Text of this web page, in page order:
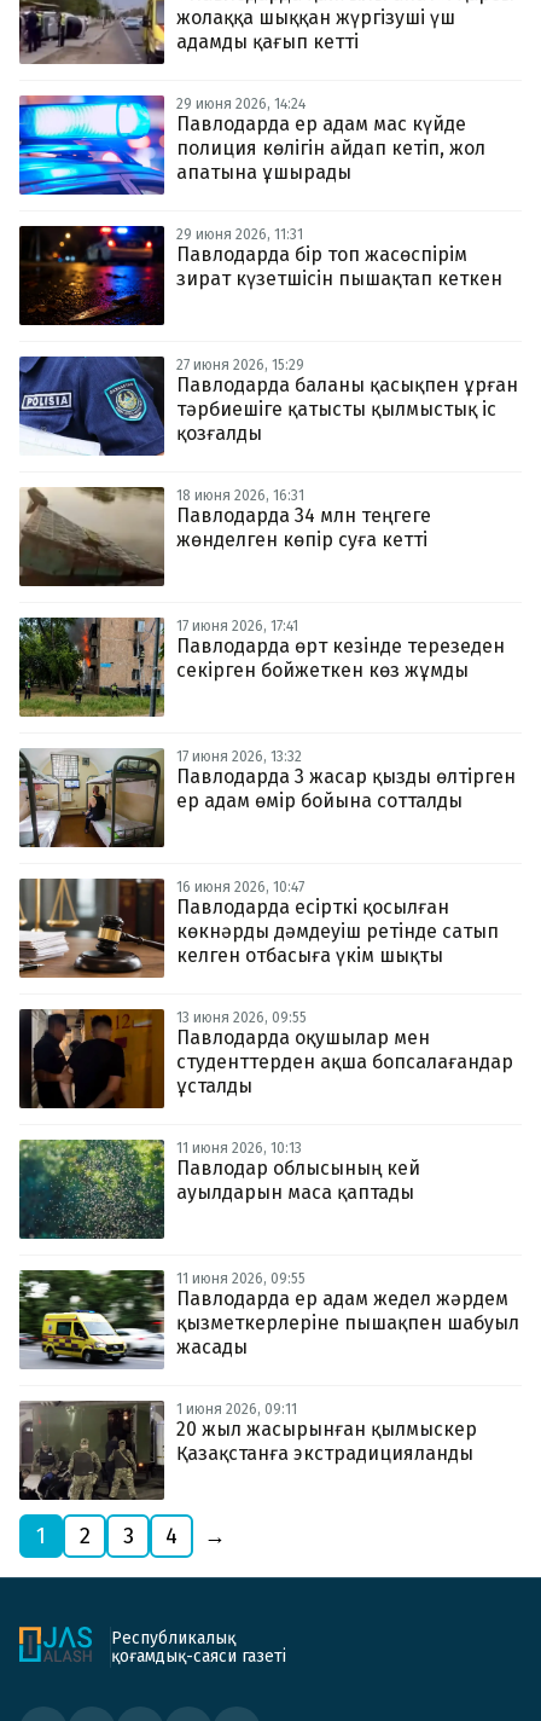
жолаққа шыққан жүргізуші үш
адамды қағып кетті
29 июня 2026, 14:24
Павлодарда ер адам мас күйде
полиция көлігін айдап кетіп, жол
апатына ұшырады
29 июня 2026, 11:31
Павлодарда бір топ жасөспірім
зират күзетшісін пышақтап кеткен
27 июня 2026, 15:29
Павлодарда баланы қасықпен ұрған
тәрбиешіге қатысты қылмыстық іс
қозғалды
18 июня 2026, 16:31
Павлодарда 34 млн теңгеге
жөнделген көпір суға кетті
17 июня 2026, 17:41
Павлодарда өрт кезінде терезеден
секірген бойжеткен көз жұмды
17 июня 2026, 13:32
Павлодарда 3 жасар қызды өлтірген
ер адам өмір бойына сотталды
16 июня 2026, 10:47
Павлодарда есірткі қосылған
көкнәрды дәмдеуіш ретінде сатып
келген отбасыға үкім шықты
13 июня 2026, 09:55
Павлодарда оқушылар мен
студенттерден ақша бопсалағандар
ұсталды
11 июня 2026, 10:13
Павлодар облысының кей
ауылдарын маса қаптады
11 июня 2026, 09:55
Павлодарда ер адам жедел жәрдем
қызметкерлеріне пышақпен шабуыл
жасады
1 июня 2026, 09:11
20 жыл жасырынған қылмыскер
Қазақстанға экстрадицияланды
1 2 3 4 →
Республикалық
қоғамдық-саяси газеті